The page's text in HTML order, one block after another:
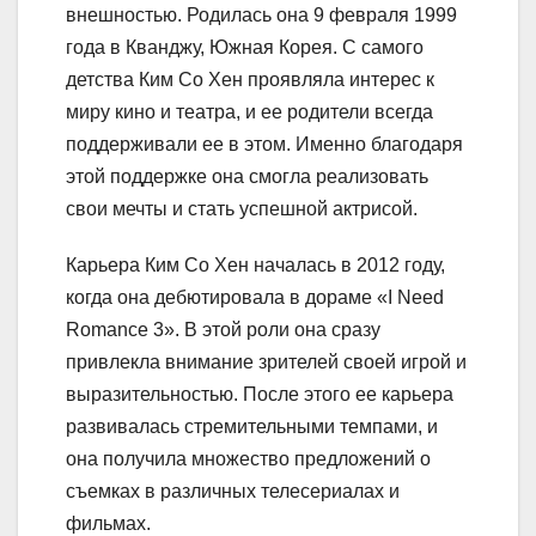
внешностью. Родилась она 9 февраля 1999
года в Кванджу, Южная Корея. С самого
детства Ким Со Хен проявляла интерес к
миру кино и театра, и ее родители всегда
поддерживали ее в этом. Именно благодаря
этой поддержке она смогла реализовать
свои мечты и стать успешной актрисой.
Карьера Ким Со Хен началась в 2012 году,
когда она дебютировала в дораме «I Need
Romance 3». В этой роли она сразу
привлекла внимание зрителей своей игрой и
выразительностью. После этого ее карьера
развивалась стремительными темпами, и
она получила множество предложений о
съемках в различных телесериалах и
фильмах.